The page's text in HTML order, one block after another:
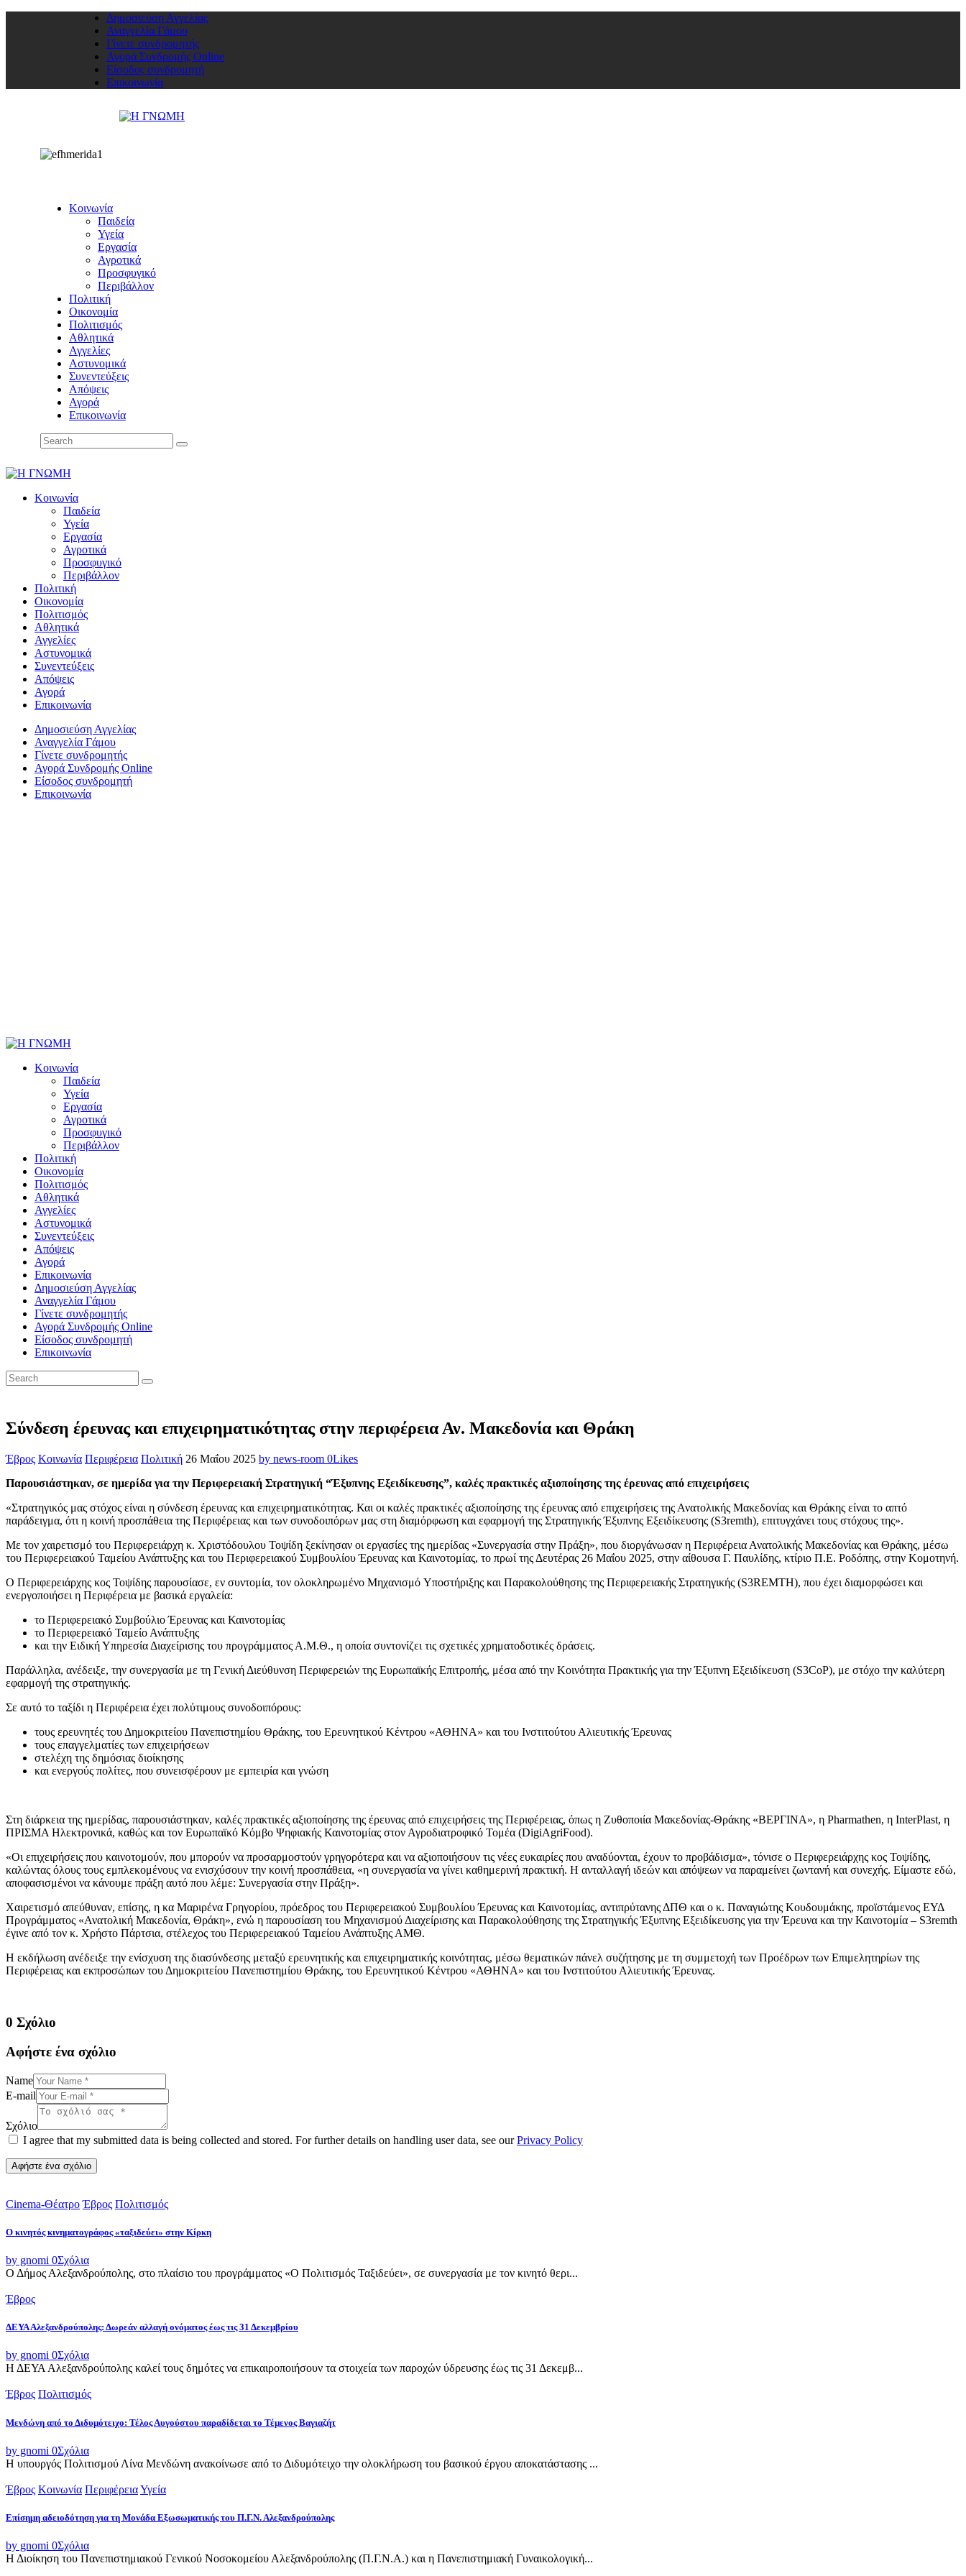
Δημοσιεύση Αγγελίας
Αναγγελία Γάμου
Γίνετε συνδρομητής
Αγορά Συνδρομής Online
Είσοδος συνδρομητή
Επικοινωνία
Κοινωνία
Παιδεία
Υγεία
Εργασία
Αγροτικά
Προσφυγικό
Περιβάλλον
Πολιτική
Οικονομία
Πολιτισμός
Αθλητικά
Αγγελίες
Αστυνομικά
Συνεντεύξεις
Απόψεις
Αγορά
Επικοινωνία
Κοινωνία
Παιδεία
Υγεία
Εργασία
Αγροτικά
Προσφυγικό
Περιβάλλον
Πολιτική
Οικονομία
Πολιτισμός
Αθλητικά
Αγγελίες
Αστυνομικά
Συνεντεύξεις
Απόψεις
Αγορά
Επικοινωνία
Δημοσιεύση Αγγελίας
Αναγγελία Γάμου
Γίνετε συνδρομητής
Αγορά Συνδρομής Online
Είσοδος συνδρομητή
Επικοινωνία
Κοινωνία
Παιδεία
Υγεία
Εργασία
Αγροτικά
Προσφυγικό
Περιβάλλον
Πολιτική
Οικονομία
Πολιτισμός
Αθλητικά
Αγγελίες
Αστυνομικά
Συνεντεύξεις
Απόψεις
Αγορά
Επικοινωνία
Δημοσιεύση Αγγελίας
Αναγγελία Γάμου
Γίνετε συνδρομητής
Αγορά Συνδρομής Online
Είσοδος συνδρομητή
Επικοινωνία
Σύνδεση έρευνας και επιχειρηματικότητας στην περιφέρεια Αν. Μακεδονία και Θράκη
Έβρος Κοινωνία Περιφέρεια Πολιτική 26 Μαΐου 2025 by news-room 0Likes
Παρουσιάστηκαν, σε ημερίδα για την Περιφερειακή Στρατηγική “Έξυπνης Εξειδίκευσης”, καλές πρακτικές αξιοποίησης της έρευνας από επιχειρήσεις
«Στρατηγικός μας στόχος είναι η σύνδεση έρευνας και επιχειρηματικότητας. Και οι καλές πρακτικές αξιοποίησης της έρευνας από επιχειρήσεις της Ανατολικής Μακεδονίας και Θράκης είναι το απτό
παράδειγμα, ότι η κοινή προσπάθεια της Περιφέρειας και των συνοδοιπόρων μας στη διαμόρφωση και εφαρμογή της Στρατηγικής Έξυπνης Εξειδίκευσης (S3remth), επιτυγχάνει τους στόχους της».
Με τον χαιρετισμό του Περιφερειάρχη κ. Χριστόδουλου Τοψίδη ξεκίνησαν οι εργασίες της ημερίδας «Συνεργασία στην Πράξη», που διοργάνωσαν η Περιφέρεια Ανατολικής Μακεδονίας και Θράκης, μέσω
του Περιφερειακού Ταμείου Ανάπτυξης και του Περιφερειακού Συμβουλίου Έρευνας και Καινοτομίας, το πρωί της Δευτέρας 26 Μαΐου 2025, στην αίθουσα Γ. Παυλίδης, κτίριο Π.Ε. Ροδόπης, στην Κομοτηνή.
Ο Περιφερειάρχης κος Τοψίδης παρουσίασε, εν συντομία, τον ολοκληρωμένο Μηχανισμό Yποστήριξης και Παρακολούθησης της Περιφερειακής Στρατηγικής (S3REMTH), που έχει διαμορφώσει και
ενεργοποιήσει η Περιφέρεια με βασικά εργαλεία:
το Περιφερειακό Συμβούλιο Έρευνας και Καινοτομίας
το Περιφερειακό Ταμείο Ανάπτυξης
και την Ειδική Υπηρεσία Διαχείρισης του προγράμματος Α.Μ.Θ., η οποία συντονίζει τις σχετικές χρηματοδοτικές δράσεις.
Παράλληλα, ανέδειξε, την συνεργασία με τη Γενική Διεύθυνση Περιφερειών της Ευρωπαϊκής Επιτροπής, μέσα από την Κοινότητα Πρακτικής για την Έξυπνη Εξειδίκευση (S3CoP), με στόχο την καλύτερη
εφαρμογή της στρατηγικής.
Σε αυτό το ταξίδι η Περιφέρεια έχει πολύτιμους συνοδοιπόρους:
τους ερευνητές του Δημοκριτείου Πανεπιστημίου Θράκης, του Ερευνητικού Κέντρου «ΑΘΗΝΑ» και του Ινστιτούτου Αλιευτικής Έρευνας
τους επαγγελματίες των επιχειρήσεων
στελέχη της δημόσιας διοίκησης
και ενεργούς πολίτες, που συνεισφέρουν με εμπειρία και γνώση
Στη διάρκεια της ημερίδας, παρουσιάστηκαν, καλές πρακτικές αξιοποίησης της έρευνας από επιχειρήσεις της Περιφέρειας, όπως η Ζυθοποιία Μακεδονίας-Θράκης «ΒΕΡΓΙΝΑ», η Pharmathen, η InterPlast, η
ΠΡΙΣΜΑ Ηλεκτρονικά, καθώς και τον Ευρωπαϊκό Κόμβο Ψηφιακής Καινοτομίας στον Αγροδιατροφικό Τομέα (DigiAgriFood).
«Οι επιχειρήσεις που καινοτομούν, που μπορούν να προσαρμοστούν γρηγορότερα και να αξιοποιήσουν τις νέες ευκαιρίες που αναδύονται, έχουν το προβάδισμα», τόνισε ο Περιφερειάρχης κος Τοψίδης,
καλώντας όλους τους εμπλεκομένους να ενισχύσουν την κοινή προσπάθεια, «η συνεργασία να γίνει καθημερινή πρακτική. Η ανταλλαγή ιδεών και απόψεων να παραμείνει ζωντανή και συνεχής. Είμαστε εδώ,
αποφασισμένοι να κάνουμε πράξη αυτό που λέμε: Συνεργασία στην Πράξη».
Χαιρετισμό απεύθυναν, επίσης, η κα Μαριρένα Γρηγορίου, πρόεδρος του Περιφερειακού Συμβουλίου Έρευνας και Καινοτομίας, αντιπρύτανης ΔΠΘ και ο κ. Παναγιώτης Κουδουμάκης, προϊστάμενος ΕΥΔ
Προγράμματος «Ανατολική Μακεδονία, Θράκη», ενώ η παρουσίαση του Μηχανισμού Διαχείρισης και Παρακολούθησης της Στρατηγικής Έξυπνης Εξειδίκευσης για την Έρευνα και την Καινοτομία – S3remth
έγινε από τον κ. Χρήστο Πάρτσια, στέλεχος του Περιφερειακού Ταμείου Ανάπτυξης ΑΜΘ.
Η εκδήλωση ανέδειξε την ενίσχυση της διασύνδεσης μεταξύ ερευνητικής και επιχειρηματικής κοινότητας, μέσω θεματικών πάνελ συζήτησης με τη συμμετοχή των Προέδρων των Επιμελητηρίων της
Περιφέρειας και εκπροσώπων του Δημοκριτείου Πανεπιστημίου Θράκης, του Ερευνητικού Κέντρου «ΑΘΗΝΑ» και του Ινστιτούτου Αλιευτικής Έρευνας.
0 Σχόλιο
Αφήστε ένα σχόλιο
Name
E-mail
Σχόλιο
I agree that my submitted data is being collected and stored. For further details on handling user data, see ourPrivacy Policy
Cinema-Θέατρο Έβρος Πολιτισμός
Ο κινητός κινηματογράφος «ταξιδεύει» στην Κίρκη
by gnomi 0Σχόλια
Ο Δήμος Αλεξανδρούπολης, στο πλαίσιο του προγράμματος «Ο Πολιτισμός Ταξιδεύει», σε συνεργασία με τον κινητό θερι...
Έβρος
ΔΕΥΑ Αλεξανδρούπολης: Δωρεάν αλλαγή ονόματος έως τις 31 Δεκεμβρίου
by gnomi 0Σχόλια
Η ΔΕΥΑ Αλεξανδρούπολης καλεί τους δημότες να επικαιροποιήσουν τα στοιχεία των παροχών ύδρευσης έως τις 31 Δεκεμβ...
Έβρος Πολιτισμός
Μενδώνη από το Διδυμότειχο: Τέλος Αυγούστου παραδίδεται το Τέμενος Βαγιαζήτ
by gnomi 0Σχόλια
Η υπουργός Πολιτισμού Λίνα Μενδώνη ανακοίνωσε από το Διδυμότειχο την ολοκλήρωση του βασικού έργου αποκατάστασης ...
Έβρος Κοινωνία ΠεριφέρειαΥγεία
Επίσημη αδειοδότηση για τη Μονάδα Εξωσωματικής του Π.Γ.Ν. Αλεξανδρούπολης
by gnomi 0Σχόλια
Η Διοίκηση του Πανεπιστημιακού Γενικού Νοσοκομείου Αλεξανδρούπολης (Π.Γ.Ν.Α.) και η Πανεπιστημιακή Γυναικολογική...